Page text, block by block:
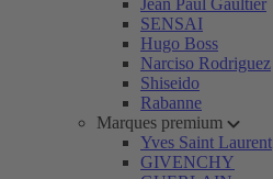
Jean Paul Gaultier
SENSAI
Hugo Boss
Narciso Rodriguez
Shiseido
Rabanne
Marques premium
Yves Saint Laurent
GIVENCHY